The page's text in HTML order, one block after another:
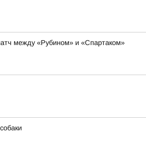
между «Рубином» и «Спартаком»